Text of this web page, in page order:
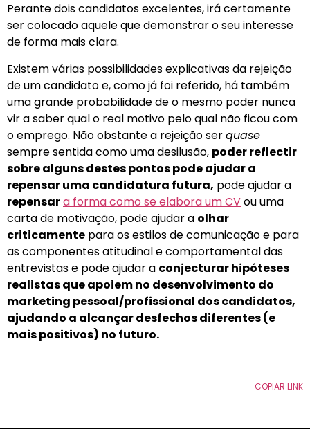
Perante dois candidatos excelentes, irá certamente
ser colocado aquele que demonstrar o seu interesse
de forma mais clara.
Existem várias possibilidades explicativas da rejeição
de um candidato e, como já foi referido, há também
uma grande probabilidade de o mesmo poder nunca
vir a saber qual o real motivo pelo qual não ficou com
o emprego. Não obstante a rejeição serquase
sempre sentida como uma desilusão, poder reflectir
sobre alguns destes pontos pode ajudar a
repensar uma candidatura futura, pode ajudar a
repensara forma como se elabora um CVou uma
carta de motivação, pode ajudar a olhar
criticamente para os estilos de comunicação e para
as componentes atitudinal e comportamental das
entrevistas e pode ajudar a conjecturar hipóteses
realistas que apoiem no desenvolvimento do
marketing pessoal/profissional dos candidatos,
ajudando a alcançar desfechos diferentes (e
mais positivos) no futuro.
COPIAR LINK